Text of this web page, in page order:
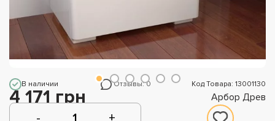
В наличии Отзывы: 0 Код Товара: 13001130
4 171 грн Арбор Древ